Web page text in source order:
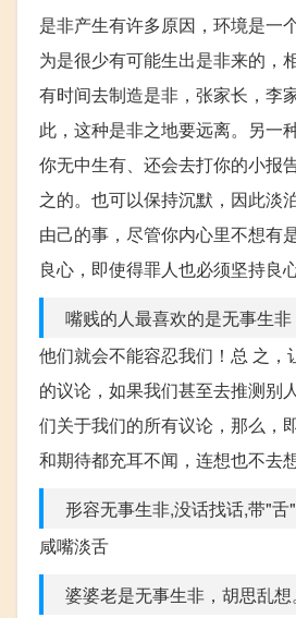
是非产生有许多原因，环境是一
为是很少有可能生出是非来的，
有时间去制造是非，张家长，李
此，这种是非之地要远离。另一
你无中生有、还会去打你的小报
之的。也可以保持沉默，因此淡
由己的事，尽管你内心里不想有
良心，即使得罪人也必须坚持良
嘴贱的人最喜欢的是无事生
他们就会不能容忍我们！总 之
的议论，如果我们甚至去推测别
们关于我们的所有议论，那么，
和期待都充耳不闻，连想也不去
形容无事生非,没话找话,带"舌
咸嘴淡舌
婆婆老是无事生非，胡思乱